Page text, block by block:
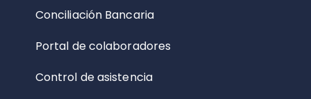
Conciliación Bancaria
Portal de colaboradores
Control de asistencia